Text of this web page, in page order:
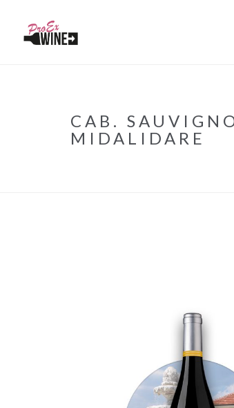
CAB.
MIDALIDARE